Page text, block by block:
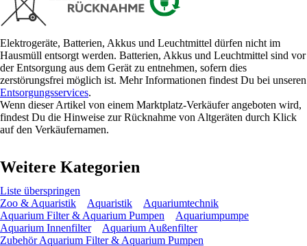
Elektrogeräte, Batterien, Akkus und Leuchtmittel dürfen nicht im
Hausmüll entsorgt werden. Batterien, Akkus und Leuchtmittel sind vor
der Entsorgung aus dem Gerät zu entnehmen, sofern dies
zerstörungsfrei möglich ist. Mehr Informationen findest Du bei unseren
Entsorgungsservices.
Wenn dieser Artikel von einem Marktplatz-Verkäufer angeboten wird,
findest Du die Hinweise zur Rücknahme von Altgeräten durch Klick
auf den Verkäufernamen.
Weitere Kategorien
Liste überspringen
Zoo & Aquaristik
Aquaristik
Aquariumtechnik
Aquarium Filter & Aquarium Pumpen
Aquariumpumpe
Aquarium Innenfilter
Aquarium Außenfilter
Zubehör Aquarium Filter & Aquarium Pumpen